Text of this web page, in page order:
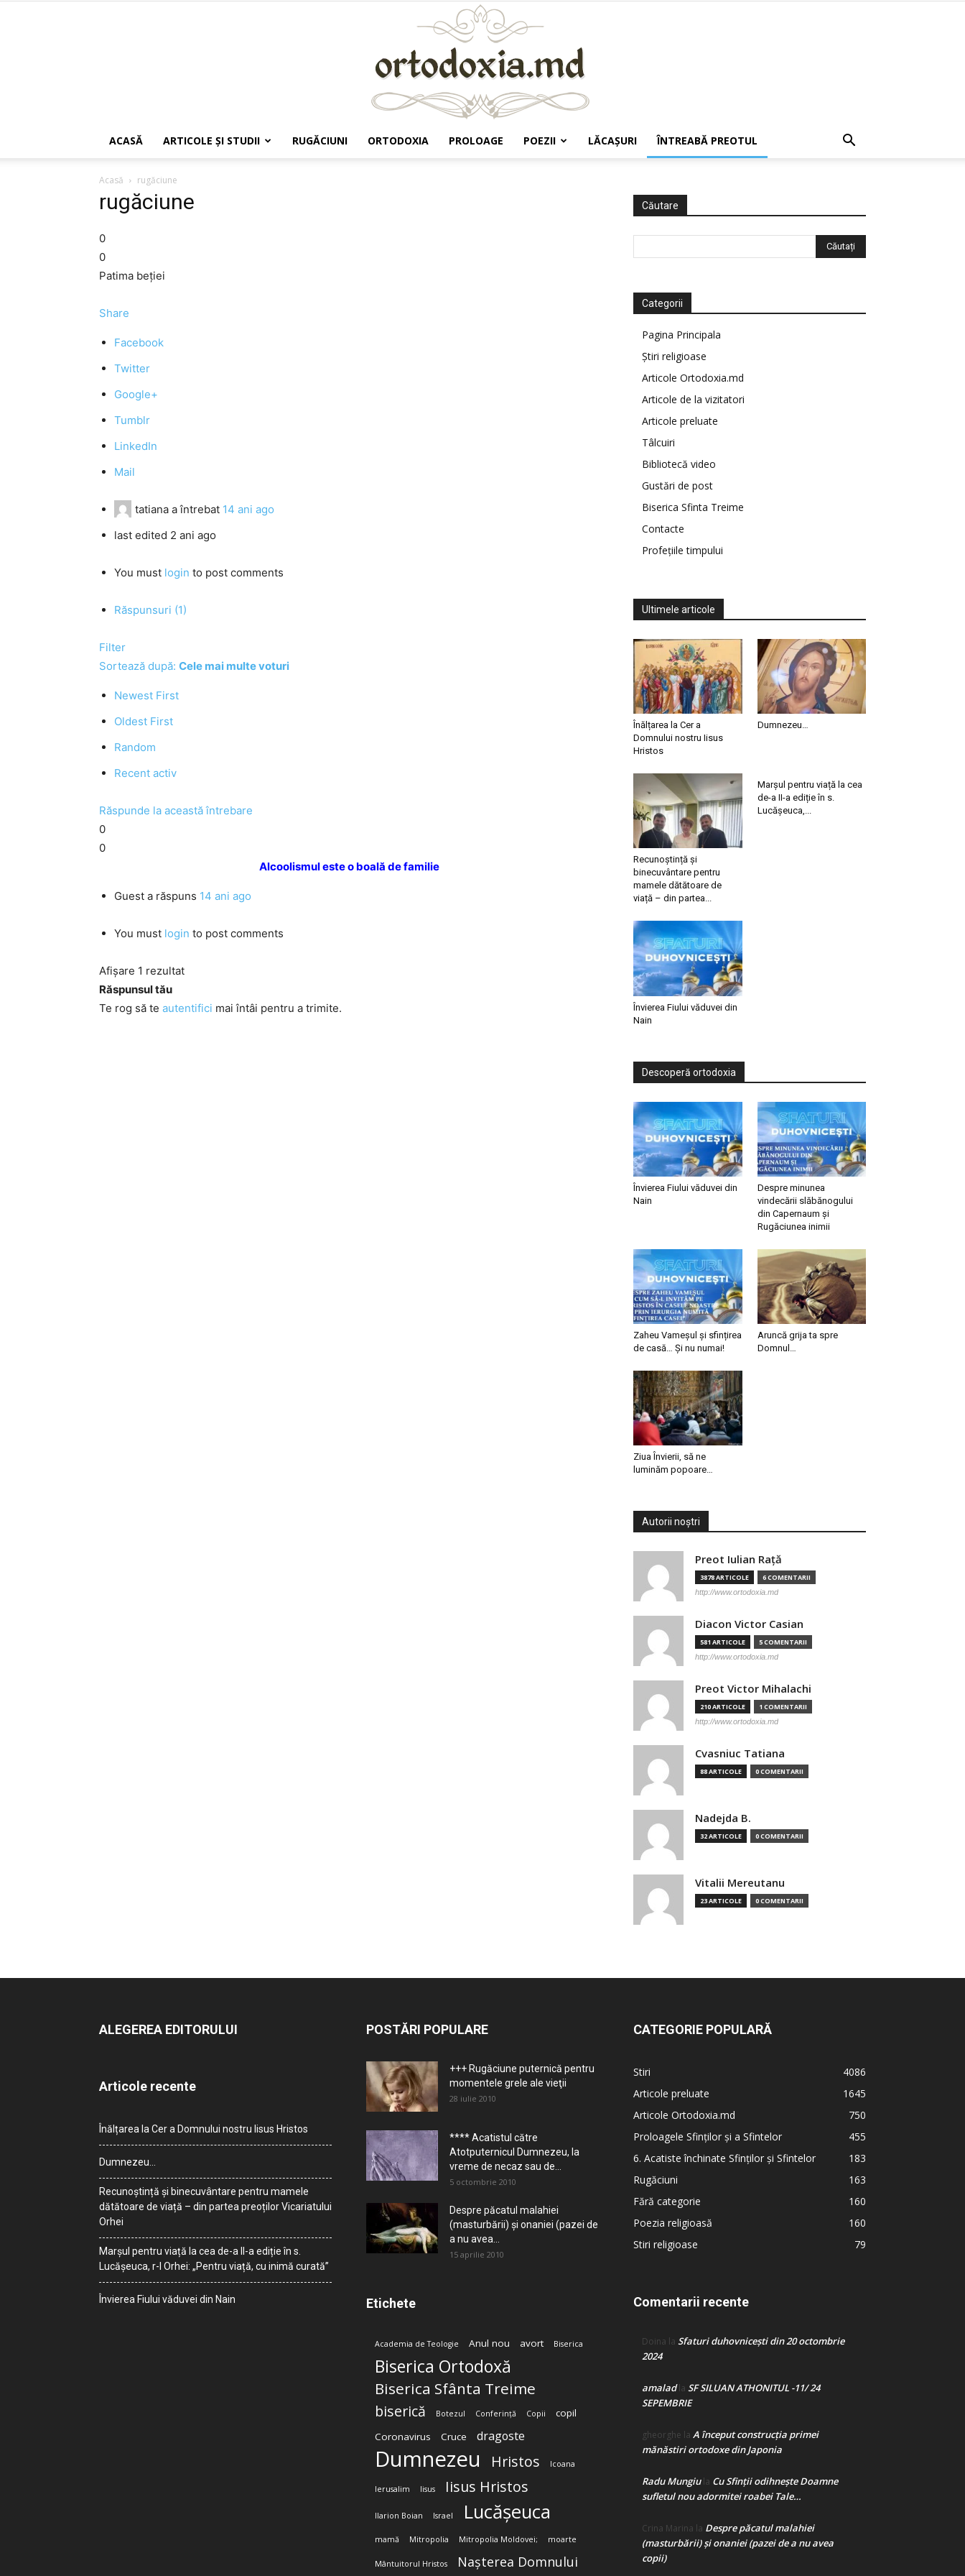
ACASĂ ARTICOLE ŞI STUDII RUGĂCIUNI ORTODOXIA PROLOAGE POEZII LĂCAŞURI ÎNTREABĂ PREOTUL
Acasă rugăciune
rugăciune
0
0
Patima beţiei
Share
Facebook
Twitter
Google+
Tumblr
LinkedIn
Mail
tatiana a întrebat 14 ani ago
last edited 2 ani ago
You must login to post comments
Răspunsuri (1)
Filter
Sortează după: Cele mai multe voturi
Newest First
Oldest First
Random
Recent activ
Răspunde la această întrebare
0
0
Alcoolismul este o boală de familie
Guest a răspuns 14 ani ago
You must login to post comments
Afișare 1 rezultat
Răspunsul tău
Te rog să te autentifici mai întâi pentru a trimite.
Căutare
Categorii
Pagina Principala
Știri religioase
Articole Ortodoxia.md
Articole de la vizitatori
Articole preluate
Tâlcuiri
Bibliotecă video
Gustări de post
Biserica Sfinta Treime
Contacte
Profețiile timpului
Ultimele articole
Înălțarea la Cer a
Domnului nostru Iisus
Hristos
Dumnezeu…
Recunoștință și
binecuvântare pentru
mamele dătătoare de
viață – din partea...
Marșul pentru viață la cea
de-a II-a ediție în s.
Lucășeuca,...
Învierea Fiului văduvei din
Nain
Descoperă ortodoxia
Învierea Fiului văduvei din
Nain
Despre minunea
vindecării slăbănogului
din Capernaum și
Rugăciunea inimii
Zaheu Vameșul și sfințirea
de casă… Și nu numai!
Aruncă grija ta spre
Domnul…
Ziua Învierii, să ne
luminăm popoare…
Autorii noștri
Preot Iulian Raţă
3878 ARTICOLE 6 COMENTARII
http://www.ortodoxia.md
Diacon Victor Casian
581 ARTICOLE 5 COMENTARII
http://www.ortodoxia.md
Preot Victor Mihalachi
210 ARTICOLE 1 COMENTARII
http://www.ortodoxia.md
Cvasniuc Tatiana
88 ARTICOLE 0 COMENTARII
Nadejda B.
32 ARTICOLE 0 COMENTARII
Vitalii Mereutanu
23 ARTICOLE 0 COMENTARII
ALEGEREA EDITORULUI
Articole recente
Înălțarea la Cer a Domnului nostru Iisus Hristos
Dumnezeu…
Recunoștință și binecuvântare pentru mamele
dătătoare de viață – din partea preoților Vicariatului
Orhei
Marșul pentru viață la cea de-a II-a ediție în s.
Lucășeuca, r-l Orhei: „Pentru viață, cu inimă curată”
Învierea Fiului văduvei din Nain
POSTĂRI POPULARE
+++ Rugăciune puternică pentru
momentele grele ale vieţii
28 iulie 2010
**** Acatistul către
Atotputernicul Dumnezeu, la
vreme de necaz sau de...
5 octombrie 2010
Despre păcatul malahiei
(masturbării) şi onaniei (pazei de
a nu avea...
15 aprilie 2010
Etichete
Academia de Teologie Anul nou avort Biserica
Biserica Ortodoxă
Biserica Sfânta Treime
biserică Botezul Conferință Copii
copil
Coronavirus
Cruce dragoste
Dumnezeu Hristos Icoana
Ierusalim Iisus Iisus Hristos
Ilarion Boian Israel Lucășeuca
mamă Mitropolia Mitropolia Moldovei; moarte
Mântuitorul Hristos Nașterea Domnului
CATEGORIE POPULARĂ
Stiri
4086
Articole preluate
1645
Articole Ortodoxia.md
750
Proloagele Sfinților și a Sfintelor
455
6. Acatiste închinate Sfinților și Sfintelor
183
Rugăciuni
163
Fără categorie
160
Poezia religioasă
160
Stiri religioase
79
Comentarii recente
Doina la Sfaturi duhovnicești din 20 octombrie
2024
amaladla SF SILUAN ATHONITUL -11/ 24
SEPEMBRIE
gheorghe la A început construcţia primei
mănăstiri ortodoxe din Japonia
Radu Mungiula Cu Sfinții odihnește Doamne
sufletul nou adormitei roabei Tale…
Crina Marina la Despre păcatul malahiei
(masturbării) şi onaniei (pazei de a nu avea
copii)